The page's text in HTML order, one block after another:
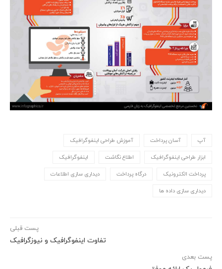
آپ آسان پرداخت آموزش طراحی اینفوگرافیک
ابزار طراحی اینفوگرافیک اطلاع نگاشت اینفوگرافیک
پرداخت الکترونیک درگاه پرداخت دیداری سازی اطلاعات
دیداری سازی داده ها
پست قبلی
تفاوت اینفوگرافیک و نیوزگرافیک
پست بعدی